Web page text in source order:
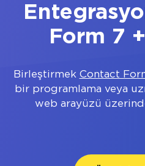
Form 7
Birleştirmek Contact
bir programlama veya
web arayüzü